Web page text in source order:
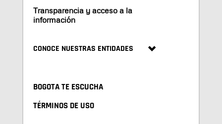
Transparencia y acceso a la
información
CONOCE NUESTRAS ENTIDADES
BOGOTA TE ESCUCHA
TÉRMINOS DE USO